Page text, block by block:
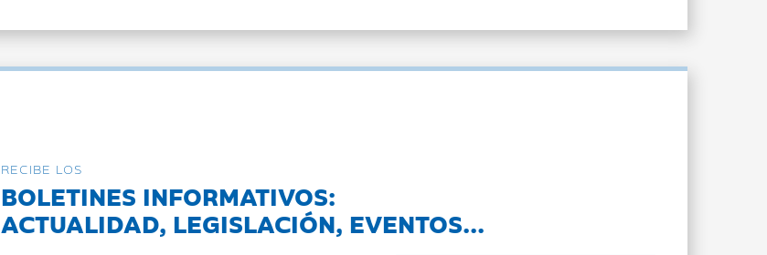
RECIBE LOS
BOLETINES INFORMATIVOS:
ACTUALIDAD, LEGISLACIÓN, EVENTOS...